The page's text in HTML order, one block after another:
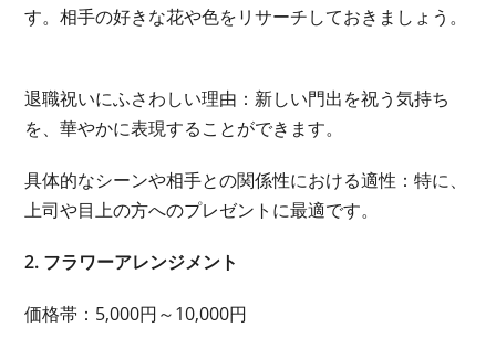
す。相手の好きな花や色をリサーチしておきましょう。
退職祝いにふさわしい理由：新しい門出を祝う気持ち
を、華やかに表現することができます。
具体的なシーンや相手との関係性における適性：特に、
上司や目上の方へのプレゼントに最適です。
2. フラワーアレンジメント
価格帯：5,000円～10,000円